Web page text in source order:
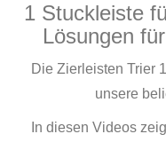
1 Stuckleiste
Lösungen
Die Zierleisten Trier
unsere
In diesen Videos